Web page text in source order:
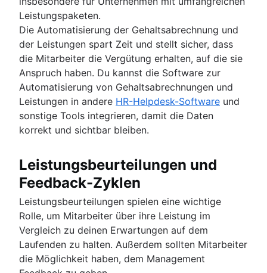
Leistungspaketen.
Die Automatisierung der Gehaltsabrechnung und
der Leistungen spart Zeit und stellt sicher, dass
die Mitarbeiter die Vergütung erhalten, auf die sie
Anspruch haben. Du kannst die Software zur
Automatisierung von Gehaltsabrechnungen und
Leistungen in andere HR-Helpdesk-Software und
sonstige Tools integrieren, damit die Daten
korrekt und sichtbar bleiben.
Leistungsbeurteilungen und
Feedback-Zyklen
Leistungsbeurteilungen spielen eine wichtige
Rolle, um Mitarbeiter über ihre Leistung im
Vergleich zu deinen Erwartungen auf dem
Laufenden zu halten. Außerdem sollten Mitarbeiter
die Möglichkeit haben, dem Management